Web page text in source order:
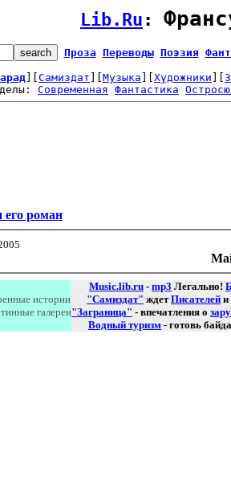
Lib.Ru :
Проза Переводы Поэзия
Самиздат Музыка Художники
Современная Фантастика
роман
истории
галереи
Music.lib.ru - mp3 Легально!
"Самиздат" ждетПисателей и
"Заграница" - впечатления о
Водный туризм - готовь